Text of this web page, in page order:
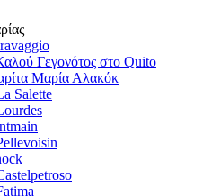
Γεγονότος στο Quito
Μαρία Αλακόκ
Salette